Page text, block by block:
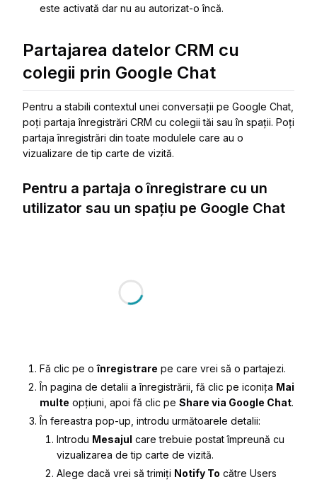
este activată dar nu au autorizat-o încă.
Partajarea datelor CRM cu
colegii prin Google Chat
Pentru a stabili contextul unei conversații pe Google Chat,
poți partaja înregistrări CRM cu colegii tăi sau în spații. Poți
partaja înregistrări din toate modulele care au o
vizualizare de tip carte de vizită.
Pentru a partaja o înregistrare cu un
utilizator sau un spațiu pe Google Chat
Fă clic pe oînregistrare pe care vrei să o partajezi.
În pagina de detalii a înregistrării, fă clic pe iconița Mai
multe opțiuni, apoi fă clic pe Share via Google Chat.
În fereastra pop-up, introdu următoarele detalii:
Introdu Mesajul care trebuie postat împreună cu
vizualizarea de tip carte de vizită.
Alege dacă vrei să trimiți Notify To către Users